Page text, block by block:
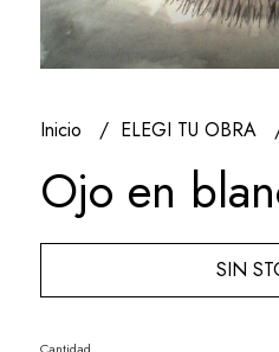
Inicio ELEGI TU OBRA
Ojo en
SIN